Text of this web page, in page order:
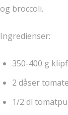
og broccoli.
Ingredienser:
350-400 g
2 dåser
1/2 dl